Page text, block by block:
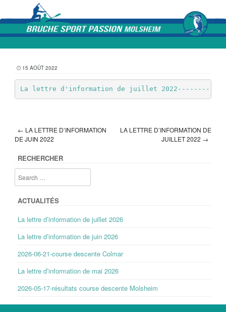
15 AOÛT 2022
La lettre d'information de juillet
Post navigation
← LA LETTRE D’INFORMATION
DE JUIN 2022
LA LETTRE D’INFORMATION DE
JUILLET 2022 →
RECHERCHER
ACTUALITÉS
La lettre d’information de juillet 2026
La lettre d’information de juin 2026
2026-06-21-course descente Colmar
La lettre d’information de mai 2026
2026-05-17-résultats course descente Molsheim